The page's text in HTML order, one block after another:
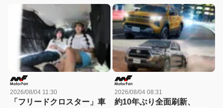
【花見の里で感謝の集いや
ります！】
価格を比較、勝った点/惜し
い点を徹底検証! 【新型ハ
イラックス 徹底比較】
2026/08/04 11:30
「フリードクロスター」車
2026/08/04 08:31
約10年ぶり全面刷新、